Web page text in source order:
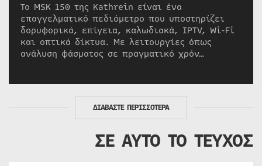
Το MSK 150 της Kathrein είναι ένα
επαγγελματικό πεδιόμετρο που υποστηρίζει
δορυφορικά, επίγεια, καλωδιακά, IPTV, Wi-Fi
και οπτικά δίκτυα. Με λειτουργίες όπως
ανάλυση φάσματος σε πραγματικό χρόν…
ΔΙΑΒΑΣΤΕ ΠΕΡΙΣΣΟΤΕΡΑ
ΣΕ ΑΥΤΟ ΤΟ ΤΕΥΧΟΣ